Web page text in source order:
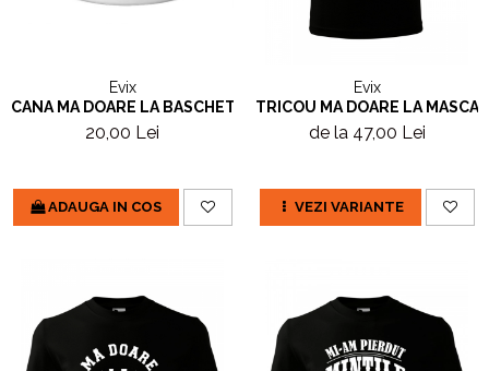
Evix
CANA MA DOARE LA BASCHETI
20,00 Lei
ADAUGA IN COS
Evix
TRICOU MA DOARE LA MASCA
de la 47,00 Lei
VEZI VARIANTE